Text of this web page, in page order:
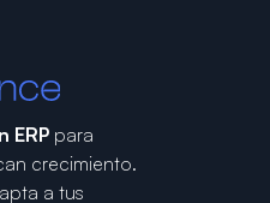
ERP para
crecimiento.
a tus